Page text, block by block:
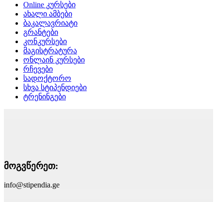
Online კურსები
ახალი ამბები
ბაკალავრიატი
გრანტები
კონკურსები
მაგისტრატურა
ონლაინ კურსები
რჩევები
სადოქტორო
სხვა სტიპენდიები
ტრენინგები
მოგვწერეთ:
info@stipendia.ge